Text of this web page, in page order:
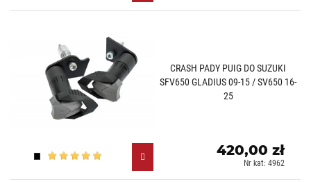
CRASH PADY PUIG DO SUZUKI
SFV650 GLADIUS 09-15 / SV650 16-
25
Czarny (N)
420,00 zł
Nr kat: 4962